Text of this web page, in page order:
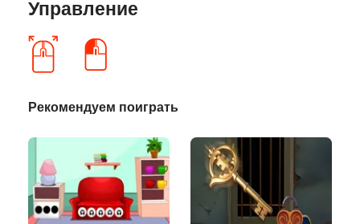
Управление
Рекомендуем поиграть